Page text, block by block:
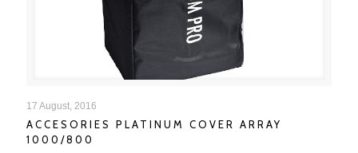
ACCESORIES PLATINUM COVER ARRAY 1000/800
17 August, 2016
ACCESORIES PLATINUM COVER ARRAY
1000/800